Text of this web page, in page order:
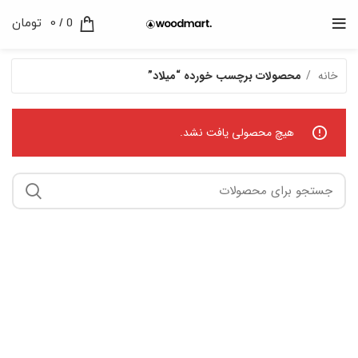
0
/
0 تومان
خانه محصولات برچسب خورده “میلاد”
هیچ محصولی یافت نشد.